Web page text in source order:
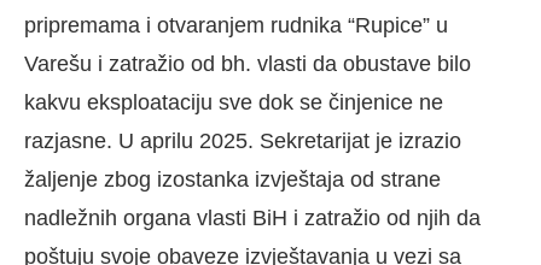
pripremama i otvaranjem rudnika “Rupice” u
Varešu i zatražio od bh. vlasti da obustave bilo
kakvu eksploataciju sve dok se činjenice ne
razjasne. U aprilu 2025. Sekretarijat je izrazio
žaljenje zbog izostanka izvještaja od strane
nadležnih organa vlasti BiH i zatražio od njih da
poštuju svoje obaveze izvještavanja u vezi sa